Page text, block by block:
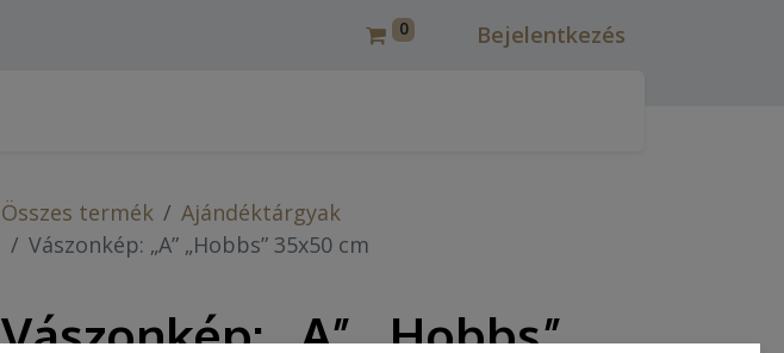
0 Bejelentkezés
Összes termék
Ajándéktárgyak
Vászonkép: „A” „Hobbs” 35x50 cm
Vászonkép: „A” „Hobbs”